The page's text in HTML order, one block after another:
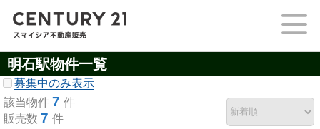
明石駅物件一覧
募集中のみ表示
該当物件 7 件
販売数 7 件